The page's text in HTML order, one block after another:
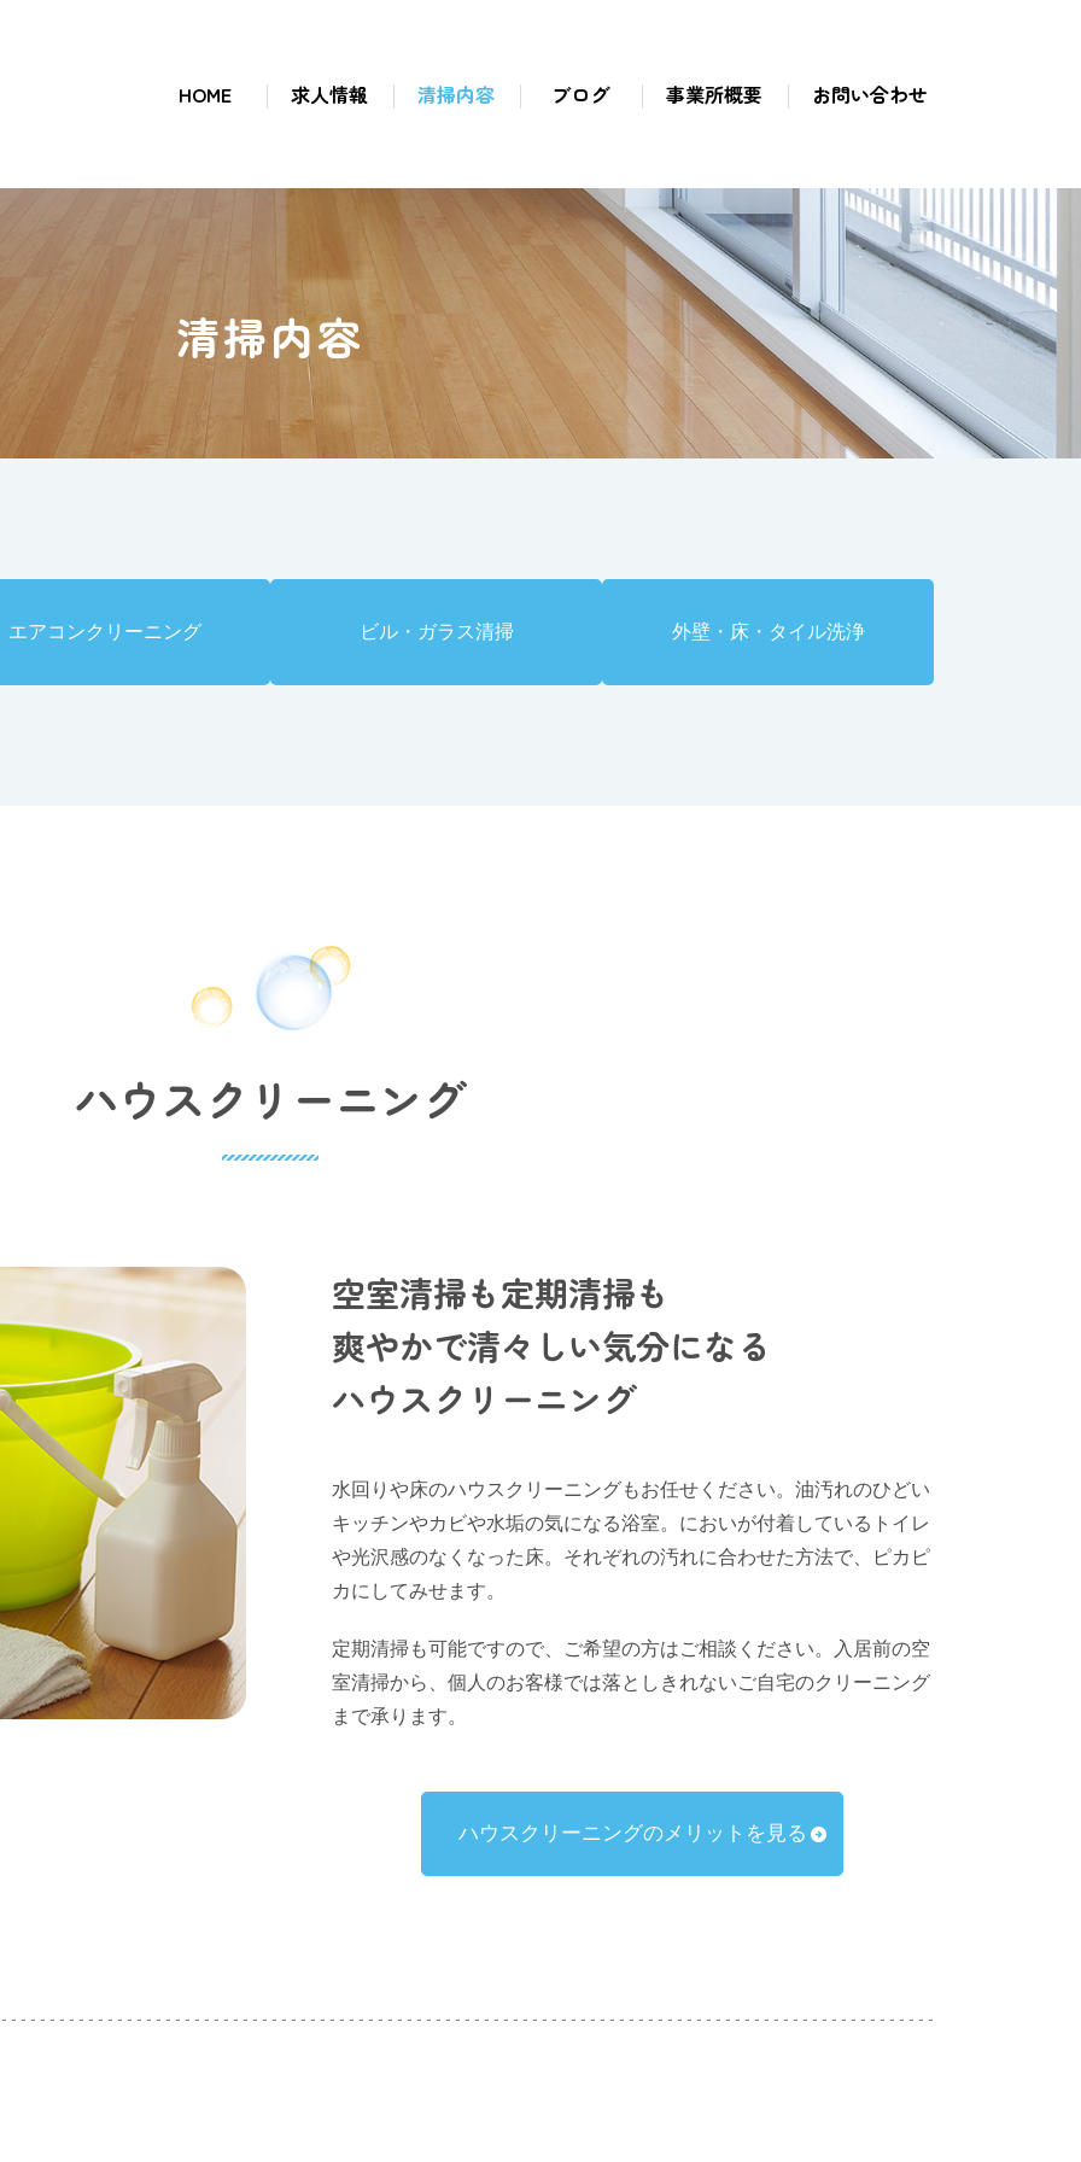
HOME 求人情報 清掃内容 ブログ 事業所概要 お問い合わせ
清掃内容
エアコンクリーニング ビル・ガラス清掃 外壁・床・タイル洗浄
ハウスクリーニング
空室清掃も定期清掃も
爽やかで清々しい気分になる
ハウスクリーニング
水回りや床のハウスクリーニングもお任せください。油汚れのひどい
キッチンやカビや水垢の気になる浴室。においが付着しているトイレ
や光沢感のなくなった床。それぞれの汚れに合わせた方法で、ピカピ
カにしてみせます。
定期清掃も可能ですので、ご希望の方はご相談ください。入居前の空
室清掃から、個人のお客様では落としきれないご自宅のクリーニング
まで承ります。
ハウスクリーニングのメリットを見る